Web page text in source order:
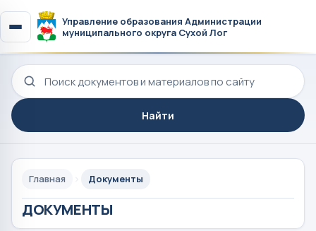
Управление образования Администрации
муниципального округа Сухой Лог
Поиск по сайту
Найти
Главная Документы
ДОКУМЕНТЫ